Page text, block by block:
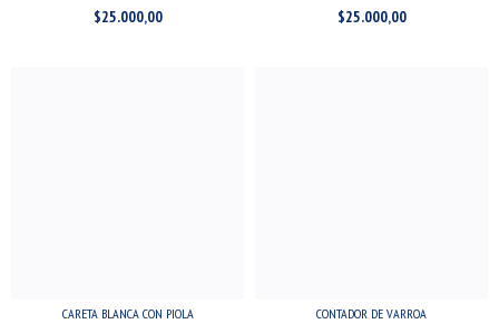
$25.000,00 $25.000,00
CARETA BLANCA CON PIOLA CONTADOR DE VARROA